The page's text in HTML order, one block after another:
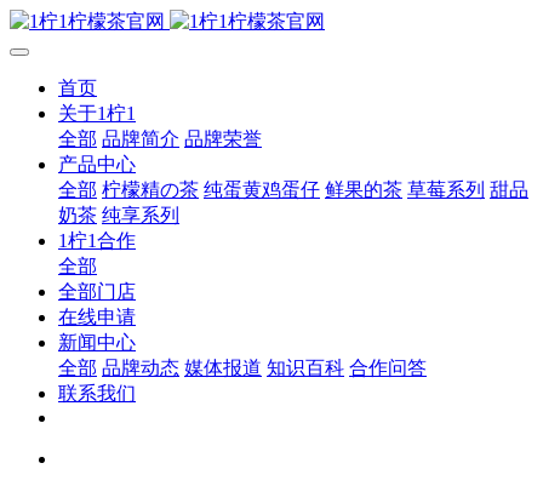
首页
关于1柠1
全部 品牌简介 品牌荣誉
产品中心
全部 柠檬精の茶 纯蛋黄鸡蛋仔 鲜果的茶 草莓系列 甜品
奶茶 纯享系列
1柠1合作
全部
全部门店
在线申请
新闻中心
全部 品牌动态 媒体报道 知识百科 合作问答
联系我们